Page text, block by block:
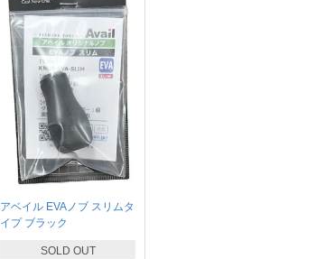
アベイル EVAノブ スリムタ
イプ ブラック
SOLD OUT